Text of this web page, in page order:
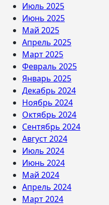
Июль 2025
Июнь 2025
Май 2025
Апрель 2025
Март 2025
Февраль 2025
Январь 2025
Декабрь 2024
Ноябрь 2024
Октябрь 2024
Сентябрь 2024
Август 2024
Июль 2024
Июнь 2024
Май 2024
Апрель 2024
Март 2024